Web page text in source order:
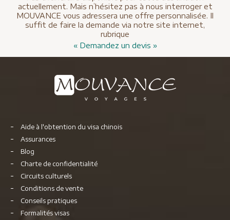
actuellement. Mais n’hésitez pas à nous interroger et
MOUVANCE vous adressera une offre personnalisée. Il
suffit de faire la demande via notre site internet,
rubrique
« Demandez un devis »
Aide à l'obtention du visa chinois
Assurances
Blog
Charte de confidentialité
Circuits culturels
Conditions de vente
Conseils pratiques
Formalités visas